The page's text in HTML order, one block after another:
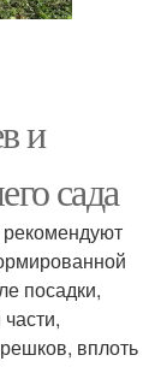
и
сада
посадки,
вплоть